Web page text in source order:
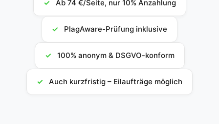
✓ Ab 74 €/Seite, nur 10% Anzahlung
✓ PlagAware-Prüfung inklusive
✓ 100% anonym & DSGVO-konform
✓ Auch kurzfristig – Eilaufträge möglich